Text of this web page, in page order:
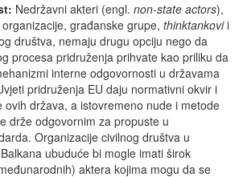
Nedržavni akteri (engl. non-state actors),
građanske grupe, thinktankovii
društva, nemaju drugu opciju nego da
procesa pridruženja prihvate kao priliku da
interne odgovornosti u državama
pridruženja EU daju normativni okvir i
ovih država, a istovremeno nude i metode
drže odgovornim za propuste u
Organizacije civilnog društva u
ubuduće bi mogle imati širok
aktera kojima mogu da se